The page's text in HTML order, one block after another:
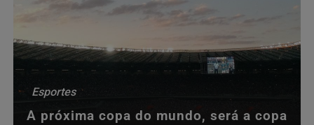
Esportes
A próxima copa do mundo, será a copa